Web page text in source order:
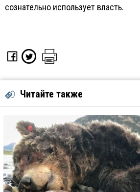
сознательно использует власть.
Читайте также